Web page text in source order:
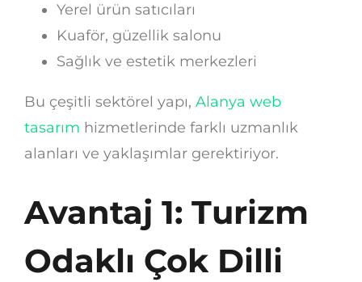
Yerel ürün satıcıları
Kuaför, güzellik salonu
Sağlık ve estetik merkezleri
Bu çeşitli sektörel yapı, Alanya web
tasarım hizmetlerinde farklı uzmanlık
alanları ve yaklaşımlar gerektiriyor.
Avantaj 1: Turizm
Odaklı Çok Dilli